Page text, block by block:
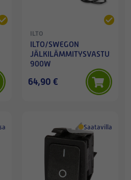
ILTO
ILTO/SWEGON
JÄLKILÄMMITYSVASTUS
900W
64,90 €
Saatavilla